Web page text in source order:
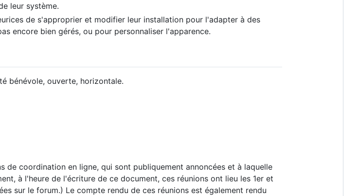
leur système.
de s'approprier et modifier leur installation pour l'adapter à des
encore bien gérés, ou pour personnaliser l'apparence.
bénévole, ouverte, horizontale.
de coordination en ligne, qui sont publiquement annoncées et à laquelle
à l'heure de l'écriture de ce document, ces réunions ont lieu les 1er et
sur le forum.) Le compte rendu de ces réunions est également rendu